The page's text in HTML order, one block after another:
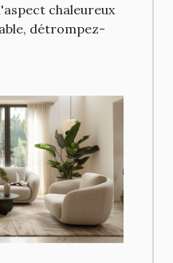
chaleureux
détrompez-